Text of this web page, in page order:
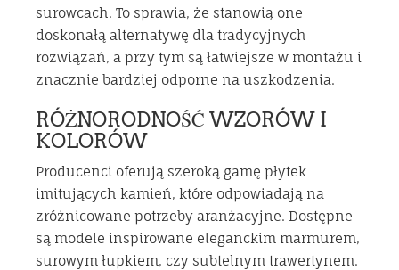
surowcach. To sprawia, że stanowią one
doskonałą alternatywę dla tradycyjnych
rozwiązań, a przy tym są łatwiejsze w montażu i
znacznie bardziej odporne na uszkodzenia.
RÓŻNORODNOŚĆ WZORÓW I
KOLORÓW
Producenci oferują szeroką gamę płytek
imitujących kamień, które odpowiadają na
zróżnicowane potrzeby aranżacyjne. Dostępne
są modele inspirowane eleganckim marmurem,
surowym łupkiem, czy subtelnym trawertynem.